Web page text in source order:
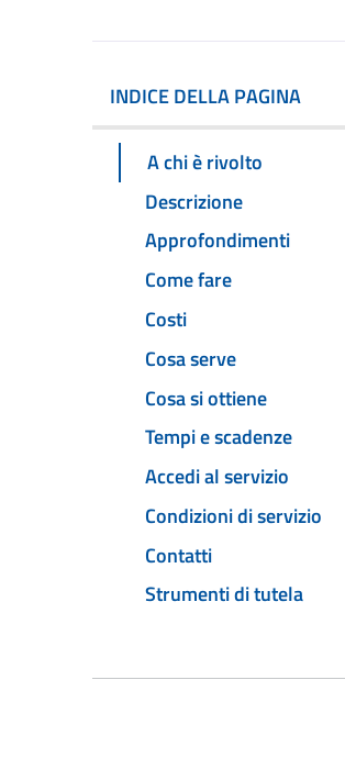
INDICE DELLA PAGINA
A chi è rivolto
Descrizione
Approfondimenti
Come fare
Costi
Cosa serve
Cosa si ottiene
Tempi e scadenze
Accedi al servizio
Condizioni di servizio
Contatti
Strumenti di tutela